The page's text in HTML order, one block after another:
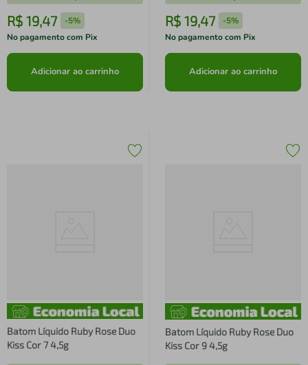
R$ 19,47 -5%
No pagamento com Pix
Adicionar ao carrinho
R$ 19,47 -5%
No pagamento com Pix
Adicionar ao carrinho
Batom Líquido Ruby Rose Duo
Kiss Cor 7 4,5g
Batom Líquido Ruby Rose Duo
Kiss Cor 9 4,5g